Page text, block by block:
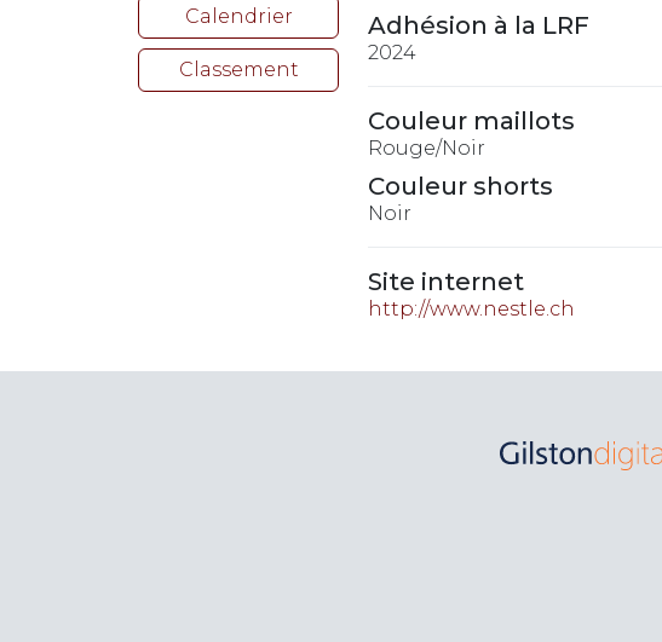
Calendrier
Classement
Adhésion à la LRF
2024
Couleur maillots
Rouge/Noir
Couleur shorts
Noir
Site internet
http://www.nestle.ch